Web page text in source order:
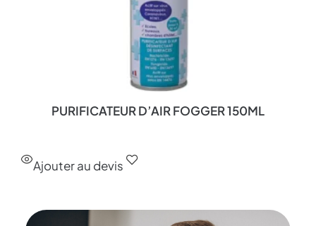
PURIFICATEUR D’AIR FOGGER 150ML
Ajouter au devis